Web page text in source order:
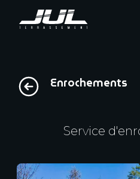
Enrochements
Service